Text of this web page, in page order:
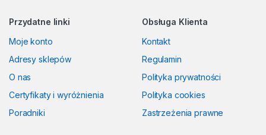
Przydatne linki
Moje konto
Adresy sklepów
O nas
Certyfikaty i wyróżnienia
Poradniki
Obsługa Klienta
Kontakt
Regulamin
Polityka prywatności
Polityka cookies
Zastrzeżenia prawne